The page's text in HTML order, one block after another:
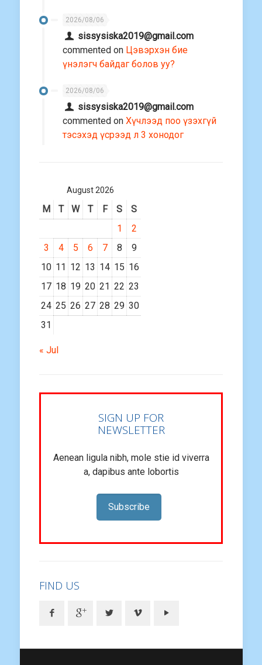
2026/08/06
sissysiska2019@gmail.com
commented on Цэвэрхэн бие
үнэлэгч байдаг болов уу?
2026/08/06
sissysiska2019@gmail.com
commented on Хүчлээд поо үзэхгүй
тэсэхэд үсрээд л 3 хонодог
August 2026
M T W T F S
S
1
2
3
4 5 6 7 8
9
10 11 12 13 14 15 16
17 18 19 20 21 22 23
24 25 26 27 28 29 30
31
« Jul
SIGN UP FOR
NEWSLETTER
Aenean ligula nibh, mole stie id viverra
a, dapibus ante lobortis
Subscribe
FIND US